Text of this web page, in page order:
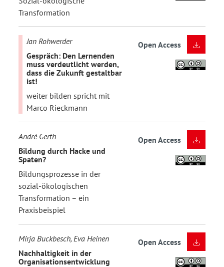
Transformation
Jan Rohwerder
Gespräch: Den Lernenden
muss verdeutlicht werden,
dass die Zukunft gestaltbar
ist!
weiter bilden spricht mit
Marco Rieckmann
Open Access
André Gerth
Bildung durch Hacke und
Spaten?
Bildungsprozesse in der
sozial-ökologischen
Transformation – ein
Praxisbeispiel
Open Access
Mirja Buckbesch, Eva Heinen
Nachhaltigkeit in der
Organisationsentwicklung
Open Access